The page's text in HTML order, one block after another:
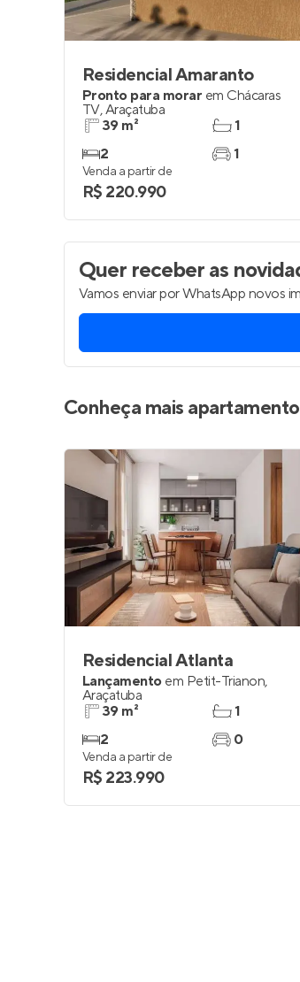
Residencial Amaranto
Pronto para morar em Chácaras
TV,Araçatuba
39 m²
2
1
1
Venda a partir de
R$ 220.990
Quer receber as
Vamos enviar por WhatsApp novos
Conheça mais
Residencial Atlanta
Lançamento em Petit-Trianon,
Araçatuba
39 m²
2
1
0
Venda a partir de
R$ 223.990